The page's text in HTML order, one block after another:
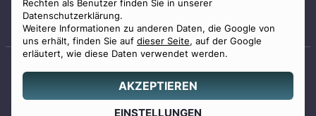
Rechten als Benutzer finden Sie in unserer
Datenschutzerklärung.
Weitere Informationen zu anderen Daten, die Google von
uns erhält, finden Sie auf dieser Seite, auf der Google
erläutert, wie diese Daten verwendet werden.
AKZEPTIEREN
EINSTELLUNGEN
© 2026 Benu GmbH. Alle Rechte vorbehalten.